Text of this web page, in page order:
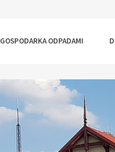
GOSPODARKA ODPADAMI